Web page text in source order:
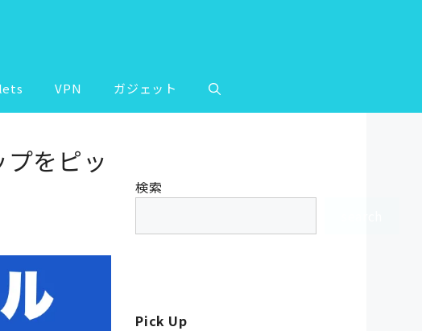
VPN ガジェット
をピッ
検索
Pick Up